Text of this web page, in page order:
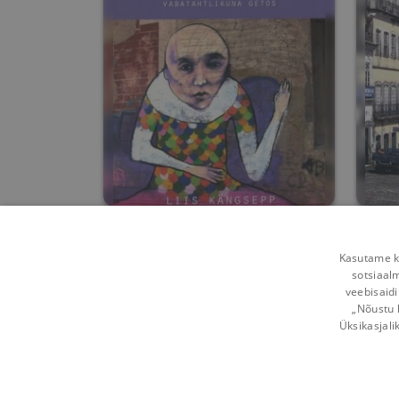
Kasutame
„Nõustu